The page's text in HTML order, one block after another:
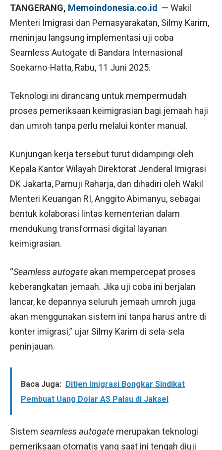
TANGERANG, Memoindonesia.co.id
— Wakil
Menteri Imigrasi dan Pemasyarakatan, Silmy Karim,
meninjau langsung implementasi uji coba
Seamless Autogate di Bandara Internasional
Soekarno-Hatta, Rabu, 11 Juni 2025.
Teknologi ini dirancang untuk mempermudah
proses pemeriksaan keimigrasian bagi jemaah haji
dan umroh tanpa perlu melalui konter manual.
Kunjungan kerja tersebut turut didampingi oleh
Kepala Kantor Wilayah Direktorat Jenderal Imigrasi
DK Jakarta, Pamuji Raharja, dan dihadiri oleh Wakil
Menteri Keuangan RI, Anggito Abimanyu, sebagai
bentuk kolaborasi lintas kementerian dalam
mendukung transformasi digital layanan
keimigrasian.
“Seamless autogate akan mempercepat proses
keberangkatan jemaah. Jika uji coba ini berjalan
lancar, ke depannya seluruh jemaah umroh juga
akan menggunakan sistem ini tanpa harus antre di
konter imigrasi,” ujar Silmy Karim di sela-sela
peninjauan.
Baca Juga: Ditjen Imigrasi Bongkar Sindikat
Pembuat Uang Dolar AS Palsu di Jaksel
Sistem seamless autogate merupakan teknologi
pemeriksaan otomatis yang saat ini tengah diuji